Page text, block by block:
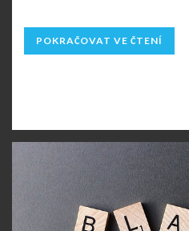
POKRAČOVAT VE ČTENÍ